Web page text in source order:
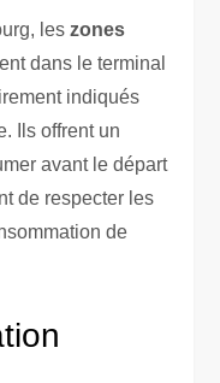
leszones
dans le terminal
indiqués
Ils offrent un
avant le départ
de respecter les
de